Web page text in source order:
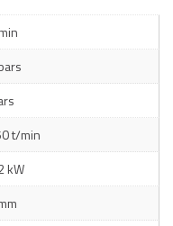
t/min
kW